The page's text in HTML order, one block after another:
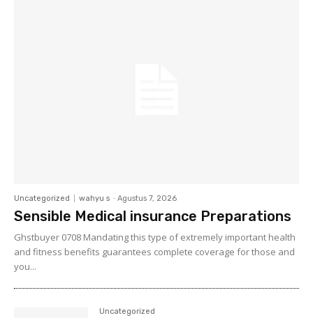
Uncategorized wahyu s - Agustus 7, 2026
Sensible Medical insurance Preparations
Ghstbuyer 0708 Mandating this type of extremely important health
and fitness benefits guarantees complete coverage for those and
you...
Uncategorized